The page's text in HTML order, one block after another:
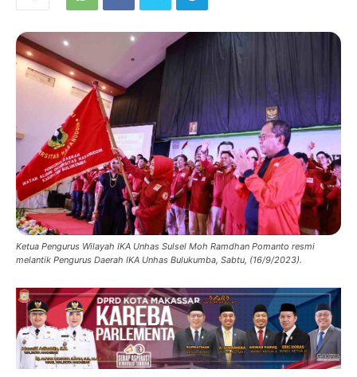
Ketua Pengurus Wilayah IKA Unhas Sulsel Moh Ramdhan Pomanto resmi
melantik Pengurus Daerah IKA Unhas Bulukumba, Sabtu, (16/9/2023).